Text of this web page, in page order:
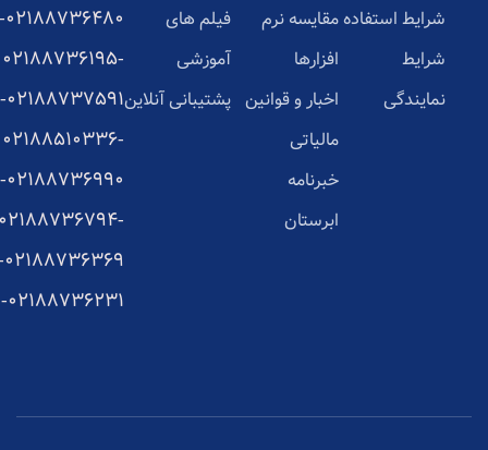
شرایط استفاده
شرایط
نمایندگی
مقایسه نرم
افزارها
اخبار و قوانین
مالیاتی
خبرنامه
ابرستان
فیلم های
آموزشی
پشتیبانی آنلاین
02188736480-
02188736195-
02188737591-
02188510336-
02188736990-
02188736794-
02188736369-
02188736231-